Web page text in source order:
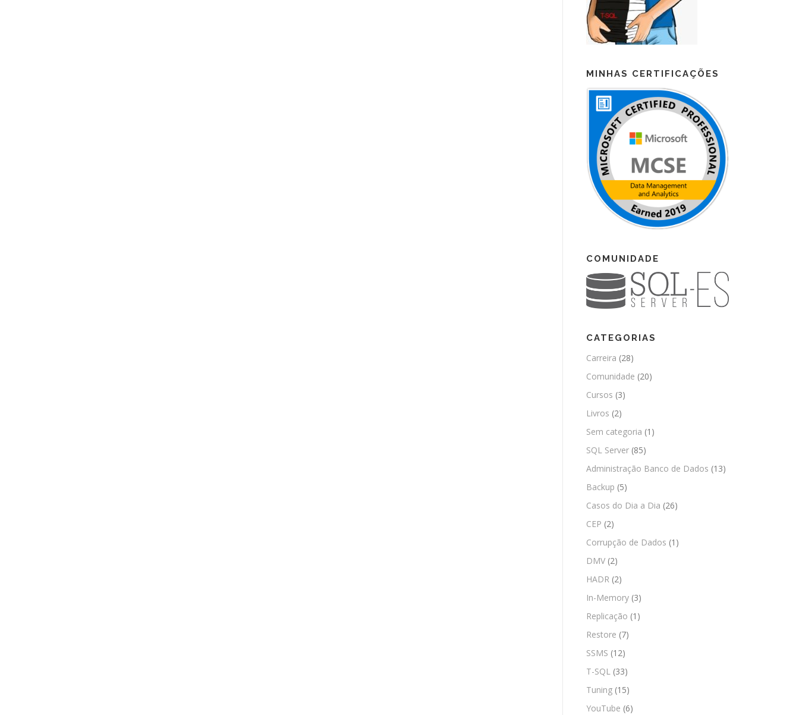
MINHAS CERTIFICAÇÕES
COMUNIDADE
CATEGORIAS
Carreira (28)
Comunidade (20)
Cursos (3)
Livros (2)
Sem categoria (1)
SQL Server (85)
Administração Banco de Dados (13)
Backup (5)
Casos do Dia a Dia (26)
CEP (2)
Corrupção de Dados (1)
DMV (2)
HADR (2)
In-Memory (3)
Replicação (1)
Restore (7)
SSMS (12)
T-SQL (33)
Tuning (15)
YouTube (6)